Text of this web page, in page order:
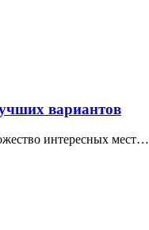
вариантов
интересных мест…